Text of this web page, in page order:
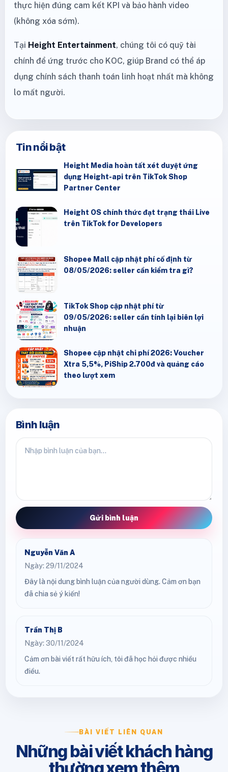
thực hiện đúng cam kết KPI và bảo hành video
(không xóa sớm).
Tại Height Entertainment, chúng tôi có quỹ tài
chính để ứng trước cho KOC, giúp Brand có thể áp
dụng chính sách thanh toán linh hoạt nhất mà không
lo mất người.
Tin nổi bật
Height Media hoàn tất xét duyệt ứng
dụng Height-api trên TikTok Shop
Partner Center
Height OS chính thức đạt trạng thái Live
trên TikTok for Developers
Shopee Mall cập nhật phí cố định từ
08/05/2026: seller cần kiểm tra gì?
TikTok Shop cập nhật phí từ
09/05/2026: seller cần tính lại biên lợi
nhuận
Shopee cập nhật chi phí 2026: Voucher
Xtra 5,5%, PiShip 2.700đ và quảng cáo
theo lượt xem
Bình luận
Gửi bình luận
Nguyễn Văn A
Ngày: 29/11/2024
Đây là nội dung bình luận của người dùng. Cảm ơn bạn
đã chia sẻ ý kiến!
Trần Thị B
Ngày: 30/11/2024
Cảm ơn bài viết rất hữu ích, tôi đã học hỏi được nhiều
điều.
BÀI VIẾT LIÊN QUAN
Những bài viết khách hàng